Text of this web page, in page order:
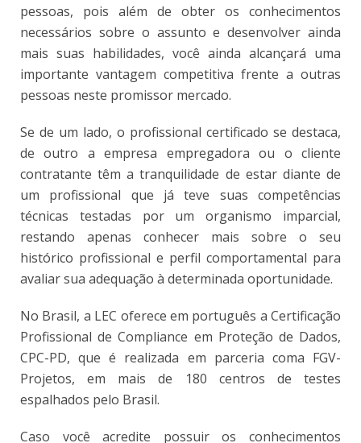
pessoas, pois além de obter os conhecimentos
necessários sobre o assunto e desenvolver ainda
mais suas habilidades, você ainda alcançará uma
importante vantagem competitiva frente a outras
pessoas neste promissor mercado.
Se de um lado, o profissional certificado se destaca,
de outro a empresa empregadora ou o cliente
contratante têm a tranquilidade de estar diante de
um profissional que já teve suas competências
técnicas testadas por um organismo imparcial,
restando apenas conhecer mais sobre o seu
histórico profissional e perfil comportamental para
avaliar sua adequação à determinada oportunidade.
No Brasil, a LEC oferece em português a Certificação
Profissional de Compliance em Proteção de Dados,
CPC-PD, que é realizada em parceria coma FGV-
Projetos, em mais de 180 centros de testes
espalhados pelo Brasil.
Caso você acredite possuir os conhecimentos